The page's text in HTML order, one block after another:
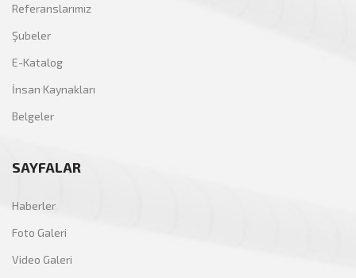
Referanslarımız
Şubeler
E-Katalog
İnsan Kaynakları
Belgeler
SAYFALAR
Haberler
Foto Galeri
Video Galeri